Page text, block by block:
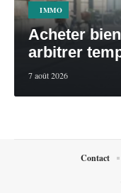
IMMO
Acheter
arbitrer
7 août 2026
Contact